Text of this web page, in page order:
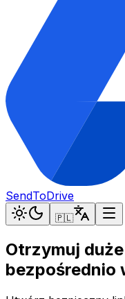
SendToDrive
🇵🇱
Otrzymuj
bezpośrednio